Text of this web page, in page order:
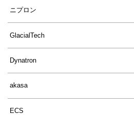
ニプロン
GlacialTech
Dynatron
akasa
ECS